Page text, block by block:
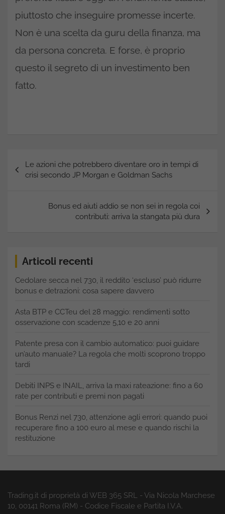
piuttosto che inseguire promesse incerte.
Non è una scelta da guru della finanza, ma
da persona concreta. E forse, è proprio
questo il segreto di un investimento ben
fatto.
articoli
Le azioni che potrebbero diventare oro in tempi di
crisi secondo JP Morgan e Goldman Sachs
Bonus ed aiuti addio se non sei in regola coi
contributi: arriva la stangata più dura
Articoli recenti
Cedolare secca nel 730, il reddito ‘escluso’ può ridurre
bonus e detrazioni: cosa sapere davvero
Asta BTP e CCTeu del 28 maggio: rendimenti sotto
osservazione con scadenze 5,10 e 20 anni
Patente presa con il cambio automatico: puoi guidare
un’auto manuale? La regola che molti scoprono troppo
tardi
Debiti INPS e INAIL, arriva la maxi rateazione: fino a 60
rate per contributi e premi non pagati
Bonus Renzi nel 730, attenzione agli errori: quando puoi
recuperare fino a 100 euro al mese e quando rischi la
restituzione
Trading.it di proprietà di WEB 365 SRL - Via Nicola Marchese
10, 00141 Roma (RM) - Codice Fiscale e Partita I.V.A.